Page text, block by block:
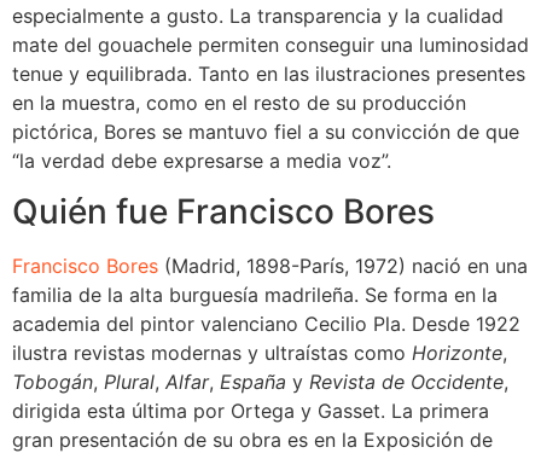
especialmente a gusto. La transparencia y la cualidad
mate del gouachele permiten conseguir una luminosidad
tenue y equilibrada. Tanto en las ilustraciones presentes
en la muestra, como en el resto de su producción
pictórica, Bores se mantuvo fiel a su convicción de que
“la verdad debe expresarse a media voz”.
Quién fue Francisco Bores
Francisco Bores (Madrid, 1898-París, 1972) nació en una
familia de la alta burguesía madrileña. Se forma en la
academia del pintor valenciano Cecilio Pla. Desde 1922
ilustra revistas modernas y ultraístas como Horizonte,
Tobogán, Plural, Alfar, España y Revista de Occidente,
dirigida esta última por Ortega y Gasset. La primera
gran presentación de su obra es en la Exposición de